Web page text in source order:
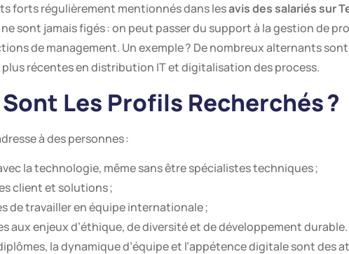
forts régulièrement mentionnés dans lesavis des salariés sur
sont jamais figés : on peut passer du support à la gestion de
de management. Un exemple ? De nombreux alternants
récentes en distribution IT et digitalisation des process.
Les Profils Recherchés ?
à des personnes :
la technologie, même sans être spécialistes techniques ;
client et solutions ;
de travailler en équipe internationale ;
aux enjeux d’éthique, de diversité et de développement durable.
la dynamique d’équipe et l’appétence digitale sont des